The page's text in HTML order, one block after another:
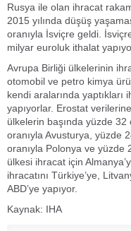
Rusya ile olan ihracat
2015 yılında düşüş
oranıyla İsviçre geldi.
milyar euroluk ithalat
Avrupa Birliği ülkelerinin
otomobil ve petro kimya
kendi aralarında yaptıkları
yapıyorlar. Erostat
ülkelerin başında yüzde
oranıyla Avusturya, yüzde
oranıyla Polonya ve yüzde
ülkesi ihracat için
ihracatını Türkiye’ye,
ABD’ye yapıyor.
Kaynak: IHA